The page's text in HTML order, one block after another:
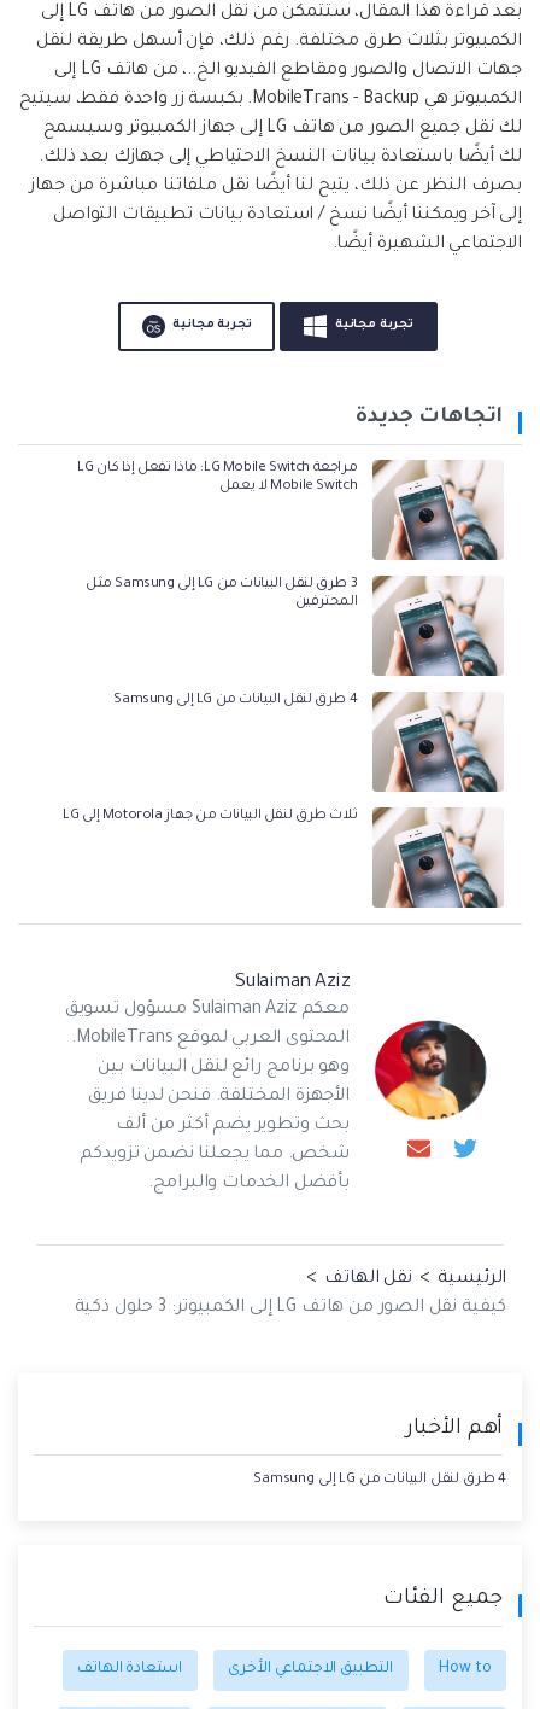
بعد قراءة هذا المقال، ستتمكن من نقل الصور من هاتف LG إلى
الكمبيوتر بثلاث طرق مختلفة. رغم ذلك، فإن أسهل طريقة لنقل
جهات الاتصال والصور ومقاطع الفيديو الخ..، من هاتف LG إلى
الكمبيوتر هي MobileTrans - Backup. بكبسة زر واحدة فقط، سيتيح
لك نقل جميع الصور من هاتف LG إلى جهاز الكمبيوتر وسيسمح
لك أيضًا باستعادة بيانات النسخ الاحتياطي إلى جهازك بعد ذلك.
بصرف النظر عن ذلك، يتيح لنا أيضًا نقل ملفاتنا مباشرة من جهاز
إلى آخر ويمكننا أيضًا نسخ / استعادة بيانات تطبيقات التواصل
الاجتماعي الشهيرة أيضًا.
تجربة مجانية تجربة مجانية
اتجاهات جديدة
مراجعة LG Mobile Switch: ماذا تفعل إذا كان LG
Mobile Switch لا يعمل
3 طرق لنقل البيانات من LG إلى Samsung مثل
المحترفين
4 طرق لنقل البيانات من LG إلى Samsung
ثلاث طرق لنقل البيانات من جهاز Motorola إلى LG
Sulaiman Aziz
معكم Sulaiman Aziz مسؤول تسويق
المحتوى العربي لموقع MobileTrans.
وهو برنامج رائع لنقل البيانات بين
الأجهزة المختلفة. فنحن لدينا فريق
بحث وتطوير يضم أكثر من ألف
شخص. مما يجعلنا نضمن تزويدكم
بأفضل الخدمات والبرامج.
الرئيسية > نقل الهاتف >
كيفية نقل الصور من هاتف LG إلى الكمبيوتر: 3 حلول ذكية
أهم الأخبار
4 طرق لنقل البيانات من LG إلى Samsung
جميع الفئات
How to التطبيق الاجتماعي الأخرى استعادة الهاتف